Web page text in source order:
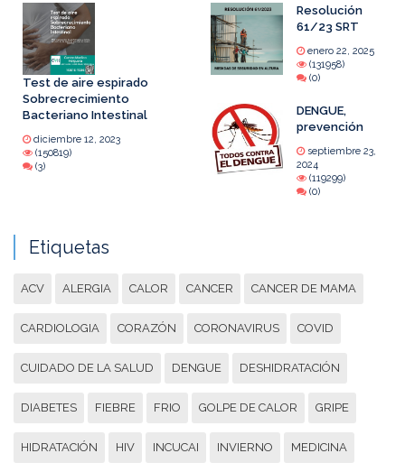
Test de aire espirado
Sobrecrecimiento
Bacteriano Intestinal
diciembre 12, 2023
(150819)
(3)
Resolución
61/23 SRT
enero 22, 2025
(131958)
(0)
DENGUE,
prevención
septiembre 23,
2024
(119299)
(0)
Etiquetas
ACV ALERGIA CALOR CANCER CANCER DE MAMA
CARDIOLOGIA CORAZÓN CORONAVIRUS COVID
CUIDADO DE LA SALUD DENGUE DESHIDRATACIÓN
DIABETES FIEBRE FRIO GOLPE DE CALOR GRIPE
HIDRATACIÓN HIV INCUCAI INVIERNO MEDICINA